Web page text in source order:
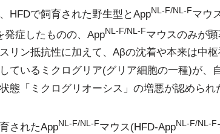
HFDで飼育された野生型とAppNL-F/NL-Fマウ
発症したものの、AppNL-F/NL-Fマウスのみが
リン抵抗性に加えて、Aβの沈着や本来は中
ているミクログリア(グリア細胞の一種)が、
態「ミクログリオーシス」の増悪が認められ
されたAppNL-F/NL-Fマウス(HFD-AppNL-F/NL-F